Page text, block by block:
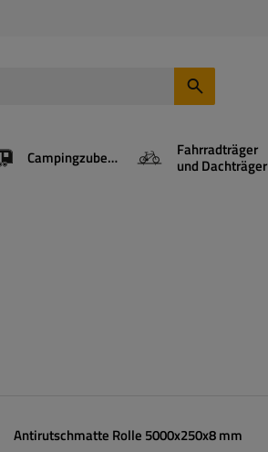
Campingzubehör Fahrradträger
und Dachträger
Antirutschmatte Rolle 5000x250x8 mm